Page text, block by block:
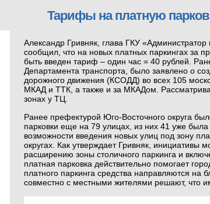
Тарифы на платную
Александр Гривняк, глава ГКУ
сообщил, что на новых платных паркингах за
быть введен тариф – один час = 40 рублей.
Департамента транспорта, было заявлено о
дорожного движения (КСОДД) во всех 105
МКАД и ТТК, а также и за МКАДом.
зонах у ТЦ.
Ранее префектурой Юго-Восточного округа
парковки еще на 79 улицах, из них 41 уже
возможности введения новых улиц под зону
округах. Как утверждает Гривняк, инициативы
расширению зоны столичного паркинга и
платная парковка действительно помогает
платного паркинга средства направляются на
совместно с местными жителями решают, что